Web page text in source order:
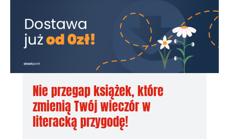
Nie przegap książek, które
zmienią Twój wieczór w
literacką przygodę!